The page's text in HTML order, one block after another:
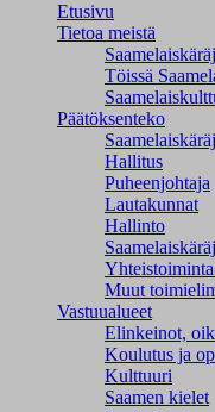
Etusivu
Tietoa meistä
Töissä
Päätöksenteko
Hallitus
Puheenjohtaja
Lautakunnat
Hallinto
Muut
Vastuualueet
Elinkeinot,
Koulutus ja
Kulttuuri
Saamen kielet